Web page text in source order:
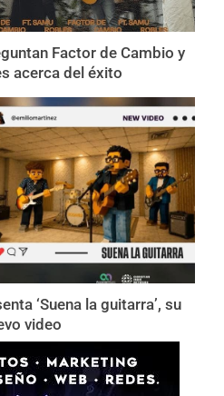
Factor de Cambio y
acerca del éxito
‘Suena la guitarra’, su
video